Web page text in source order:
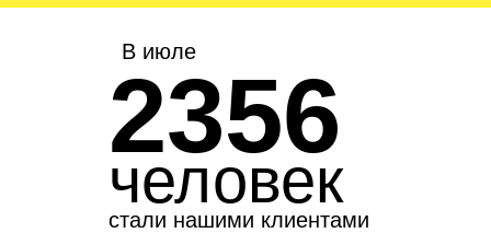
В июле
2356
человек
стали нашими клиентами